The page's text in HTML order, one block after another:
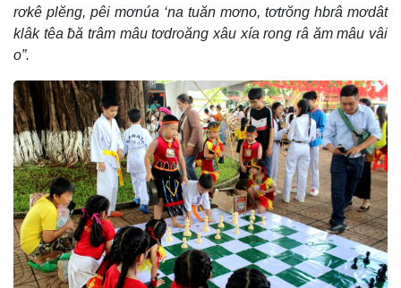
rơkê plĕng, pêi mơnúa ‘na tuăn mơno, tơtrŏng hbrâ mơdât
klâk têa ƀă trâm mâu tơdroăng xâu xía rong râ ăm mâu vâi
o”.